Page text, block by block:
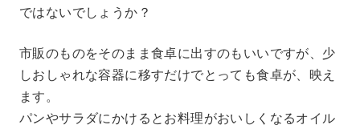
ではないでしょうか？
市販のものをそのまま食卓に出すのもいいですが、少
しおしゃれな容器に移すだけでとっても食卓が、映え
ます。
パンやサラダにかけるとお料理がおいしくなるオイル